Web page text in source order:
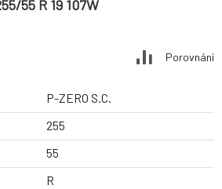
55 R 19 107W
Porovnání
P-ZERO S.C.
255
55
R